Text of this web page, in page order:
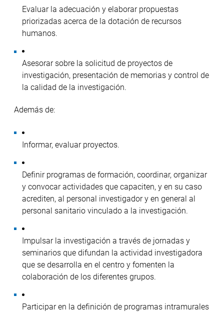
Evaluar la adecuación y elaborar propuestas
priorizadas acerca de la dotación de recursos
humanos.
Asesorar sobre la solicitud de proyectos de
investigación, presentación de memorias y control de
la calidad de la investigación.
Además de:
Informar, evaluar proyectos.
Definir programas de formación, coordinar, organizar
y convocar actividades que capaciten, y en su caso
acrediten, al personal investigador y en general al
personal sanitario vinculado a la investigación.
Impulsar la investigación a través de jornadas y
seminarios que difundan la actividad investigadora
que se desarrolla en el centro y fomenten la
colaboración de los diferentes grupos.
Participar en la definición de programas intramurales